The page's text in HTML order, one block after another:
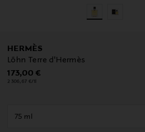
HERMÈS
Lõhn Terre d'Hermès
Original Price
173,00 €
2 306,67 €/1l